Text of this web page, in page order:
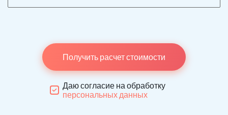
Получить расчет стоимости
Даю согласие на обработку
персональных данных